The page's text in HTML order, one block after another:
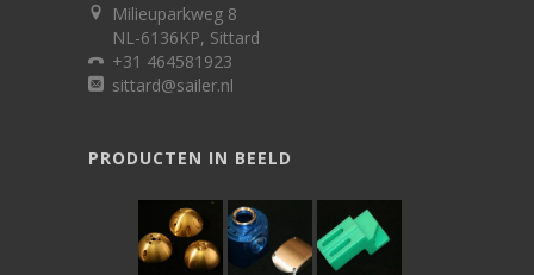
Milieuparkweg 8
NL-6136KP, Sittard
+31 464581923
sittard@sailer.nl
PRODUCTEN IN BEELD